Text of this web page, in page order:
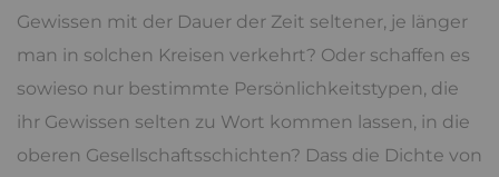
Gewissen mit der Dauer der Zeit seltener, je länger
man in solchen Kreisen verkehrt? Oder schaffen es
sowieso nur bestimmte Persönlichkeitstypen, die
ihr Gewissen selten zu Wort kommen lassen, in die
oberen Gesellschaftsschichten? Dass die Dichte von